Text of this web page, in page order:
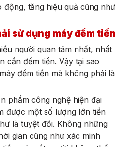
động, tăng hiệu quả cũng như
sử dụng máy đếm tiền
người quan tâm nhất, nhất
cần đếm tiền. Vậy tại sao
đếm tiền mà không phải là
phẩm công nghệ hiện đại
được một số lượng lớn tiền
là tuyệt đối. Không những
gian cũng như xác minh